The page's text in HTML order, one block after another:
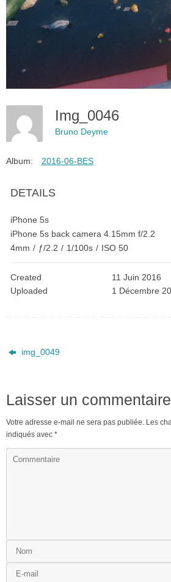
Img_0046
Bruno Deyme
Album: 2016-06-BES
DETAILS
iPhone 5s
iPhone 5s back camera 4.15mm f/2.2
4mm / ƒ/2.2 / 1/100s / ISO 50
Created
11 Juin 2016
Uploaded
1 Décembre
img_0049
Laisser un commentaire
Votre adresse e-mail ne sera pas publiée. Les
indiqués avec *